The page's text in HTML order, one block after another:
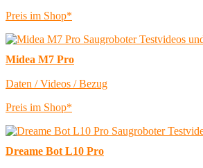
Preis im Shop*
Midea M7 Pro
Daten / Videos / Bezug
Preis im Shop*
Dreame Bot L10 Pro